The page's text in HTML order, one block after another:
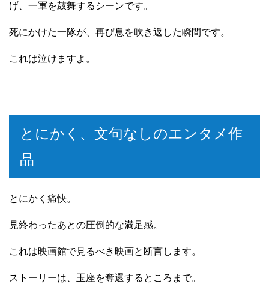
げ、一軍を鼓舞するシーンです。
死にかけた一隊が、再び息を吹き返した瞬間です。
これは泣けますよ。
とにかく、文句なしのエンタメ作
品
とにかく痛快。
見終わったあとの圧倒的な満足感。
これは映画館で見るべき映画と断言します。
ストーリーは、玉座を奪還するところまで。